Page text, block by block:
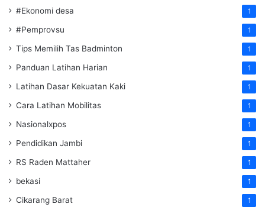
#Ekonomi desa 1
#Pemprovsu 1
Tips Memilih Tas Badminton 1
Panduan Latihan Harian 1
Latihan Dasar Kekuatan Kaki 1
Cara Latihan Mobilitas 1
Nasionalxpos 1
Pendidikan Jambi 1
RS Raden Mattaher 1
bekasi 1
Cikarang Barat 1